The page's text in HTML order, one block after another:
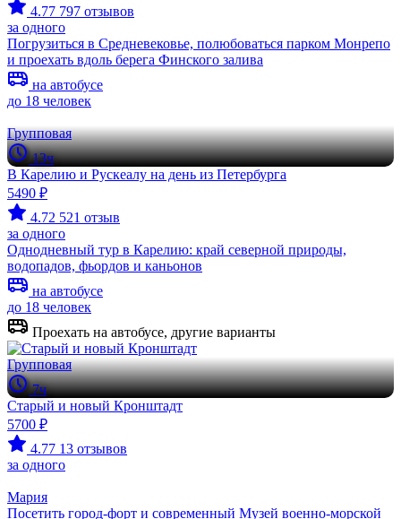
4.77 797 отзывов
за одного
Погрузиться в Средневековье, полюбоваться парком Монрепо
и проехать вдоль берега Финского залива
на автобусе
до 18 человек
Групповая
13ч
В Карелию и Рускеалу на день из Петербурга
5490 ₽
4.72 521 отзыв
за одного
Однодневный тур в Карелию: край северной природы,
водопадов, фьордов и каньонов
на автобусе
до 18 человек
Проехать на автобусе, другие варианты
Групповая
7ч
Старый и новый Кронштадт
5700 ₽
4.77 13 отзывов
за одного
Мария
Посетить город-форт и современный Музей военно-морской